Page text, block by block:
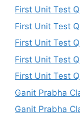
First Unit Test
First Unit Test
First Unit Test
First Unit Test
First Unit Test
Ganit Prabha
Ganit Prabha